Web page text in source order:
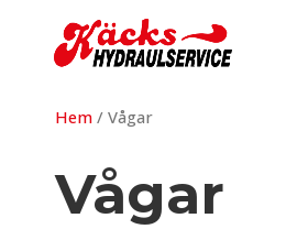
Hem / Vågar
Vågar